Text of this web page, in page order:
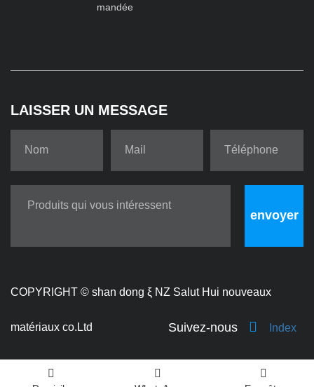
mandée
LAISSER UN MESSAGE
envoyer
COPYRIGHT © shan dong ξ NZ Salut Hui nouveaux
matériaux co.Ltd Suivez-nous Index